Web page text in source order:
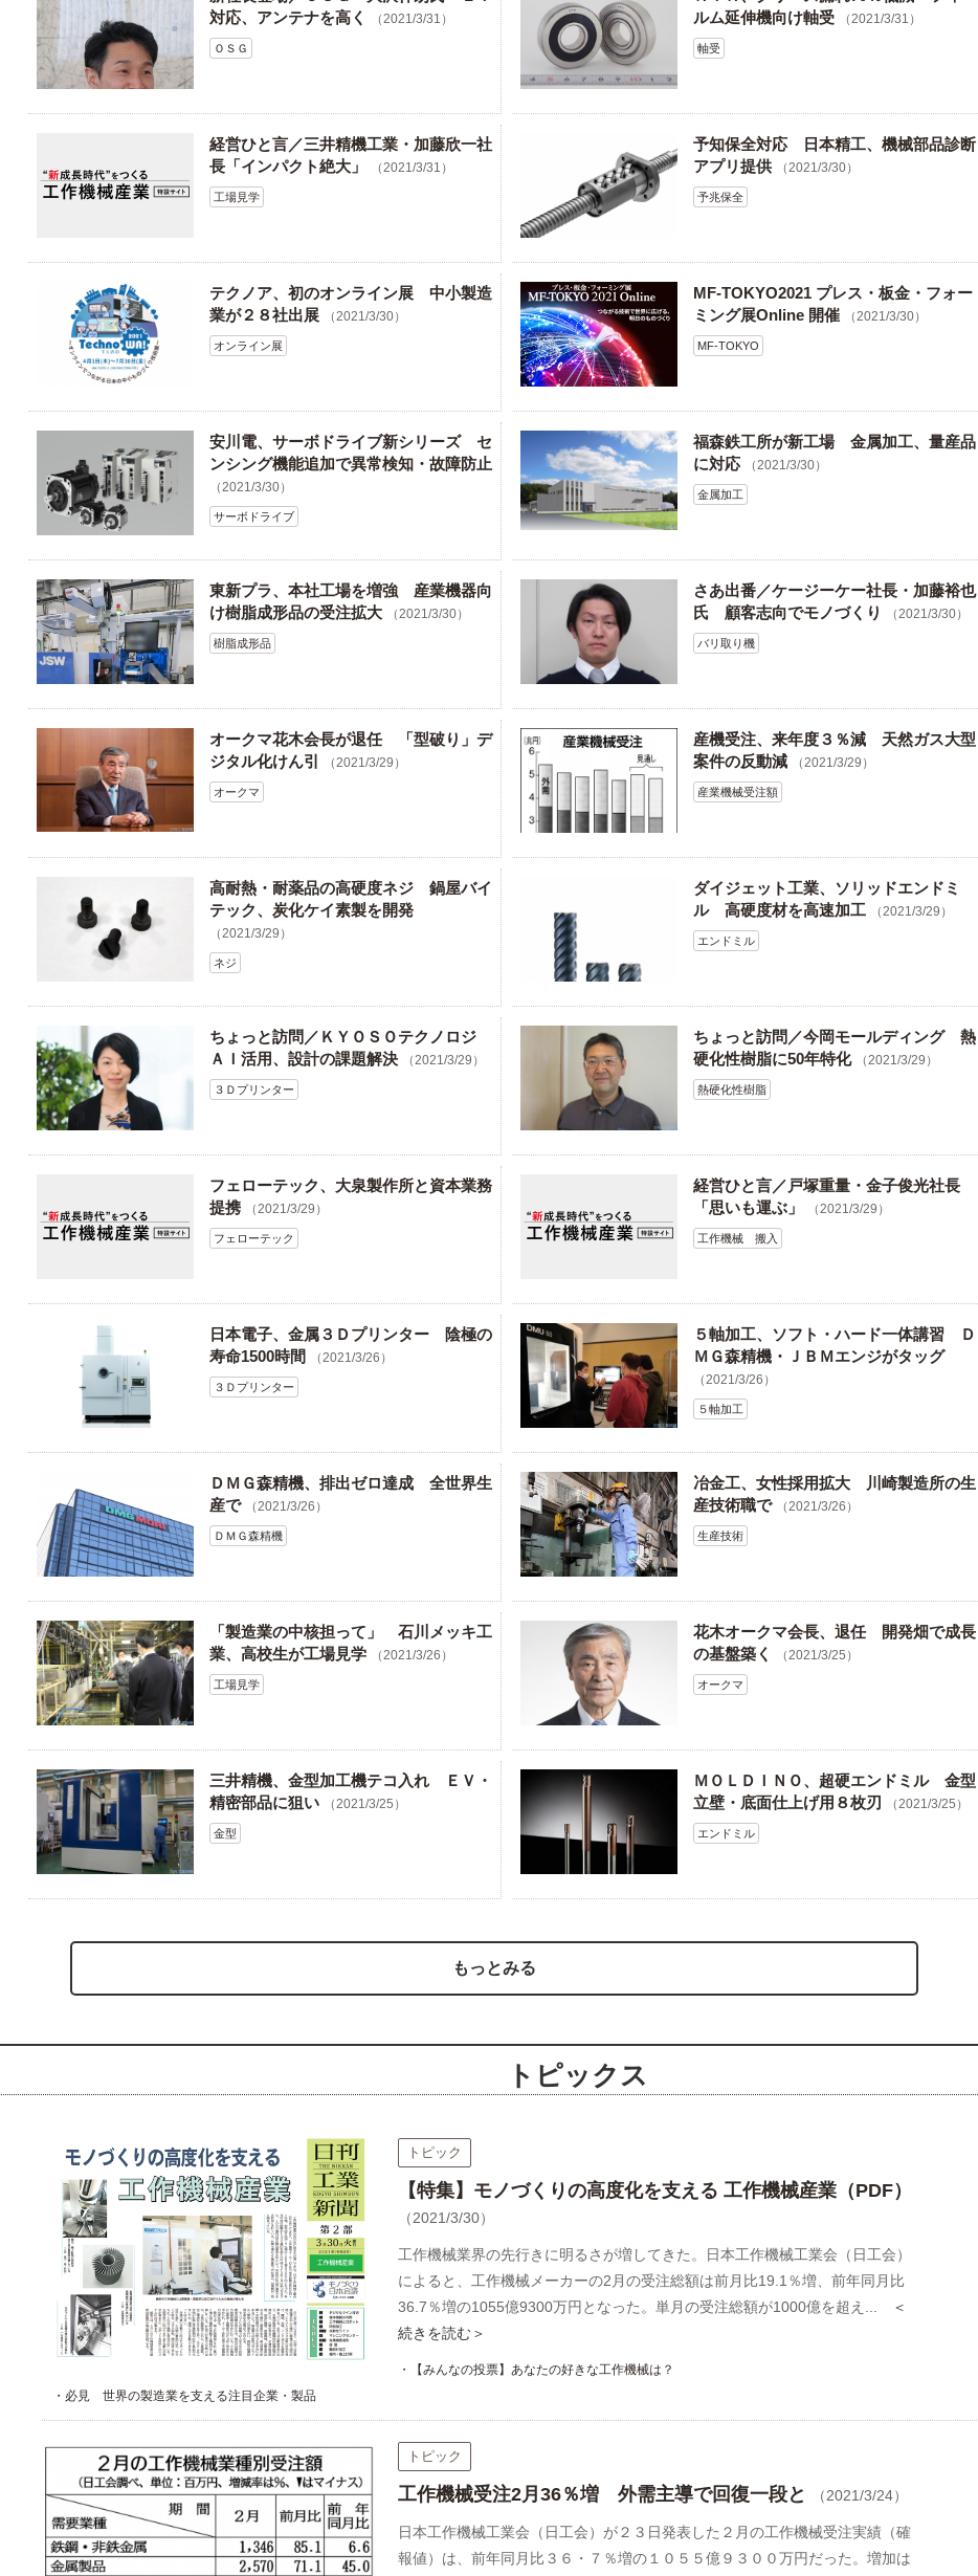
対応、アンテナを高く
（2021/3/31）
ＯＳＧ
ルム延伸機向け軸受
（2021/3/31）
軸受
経営ひと言／三井精機工業・加藤欣一社
長「インパクト絶大」
（2021/3/31）
工場見学
予知保全対応 日本精工、機械部品診断
アプリ提供
（2021/3/30）
予兆保全
テクノア、初のオンライン展 中小製造
業が２８社出展
（2021/3/30）
オンライン展
MF-TOKYO2021 プレス・板金・フォー
ミング展Online 開催
（2021/3/30）
MF-TOKYO
安川電、サーボドライブ新シリーズ セ
ンシング機能追加で異常検知・故障防止
（2021/3/30）
サーボドライブ
福森鉄工所が新工場 金属加工、量産品
に対応
（2021/3/30）
金属加工
東新プラ、本社工場を増強 産業機器向
け樹脂成形品の受注拡大
（2021/3/30）
樹脂成形品
さあ出番／ケージーケー社長・加藤裕也
氏 顧客志向でモノづくり
（2021/3/30）
バリ取り機
オークマ花木会長が退任 「型破り」デ
ジタル化けん引
（2021/3/29）
オークマ
産機受注、来年度３％減 天然ガス大型
案件の反動減
（2021/3/29）
産業機械受注額
高耐熱・耐薬品の高硬度ネジ 鍋屋バイ
テック、炭化ケイ素製を開発
（2021/3/29）
ネジ
ダイジェット工業、ソリッドエンドミ
ル 高硬度材を高速加工
（2021/3/29）
エンドミル
ちょっと訪問／ＫＹＯＳＯテクノロジ
ＡＩ活用、設計の課題解決
（2021/3/29）
３Ｄプリンター
ちょっと訪問／今岡モールディング 熱
硬化性樹脂に50年特化
（2021/3/29）
熱硬化性樹脂
フェローテック、大泉製作所と資本業務
提携
（2021/3/29）
フェローテック
経営ひと言／戸塚重量・金子俊光社長
「思いも運ぶ」
（2021/3/29）
工作機械 搬入
日本電子、金属３Ｄプリンター 陰極の
寿命1500時間
（2021/3/26）
３Ｄプリンター
５軸加工、ソフト・ハード一体講習 Ｄ
ＭＧ森精機・ＪＢＭエンジがタッグ
（2021/3/26）
５軸加工
ＤＭＧ森精機、排出ゼロ達成 全世界生
産で
（2021/3/26）
ＤＭＧ森精機
冶金工、女性採用拡大 川崎製造所の生
産技術職で
（2021/3/26）
生産技術
「製造業の中核担って」 石川メッキ工
業、高校生が工場見学
（2021/3/26）
工場見学
花木オークマ会長、退任 開発畑で成長
の基盤築く
（2021/3/25）
オークマ
三井精機、金型加工機テコ入れ ＥＶ・
精密部品に狙い
（2021/3/25）
金型
ＭＯＬＤＩＮＯ、超硬エンドミル 金型
立壁・底面仕上げ用８枚刃
（2021/3/25）
エンドミル
もっとみる
トピックス
トピック
【特集】モノづくりの高度化を支える 工作機械産業（PDF）
（2021/3/30）
工作機械業界の先行きに明るさが増してきた。日本工作機械工業会（日工会）
によると、工作機械メーカーの2月の受注総額は前月比19.1％増、前年同月比
36.7％増の1055億9300万円となった。単月の受注総額が1000億を超え...
＜
続きを読む＞
・【みんなの投票】あなたの好きな工作機械は？
・必見 世界の製造業を支える注目企業・製品
トピック
工作機械受注2月36％増 外需主導で回復一段と （2021/3/24）
日本工作機械工業会（日工会）が２３日発表した２月の工作機械受注実績（確
報値）は、前年同月比３６・７％増の１０５５億９３００万円だった。増加は